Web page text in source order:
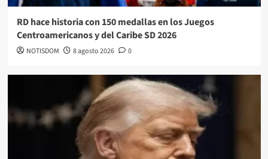
RD hace historia con 150 medallas en los Juegos
Centroamericanos y del Caribe SD 2026
NOTISDOM 8 agosto 2026 0